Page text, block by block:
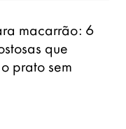
macarrão: 6
que
prato sem